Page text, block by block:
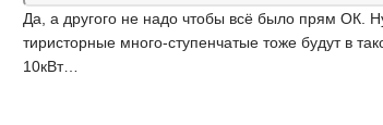
Да, а другого не надо чтобы всё было прям ОК.
тиристорные много-ступенчатые тоже будут в
10кВт…